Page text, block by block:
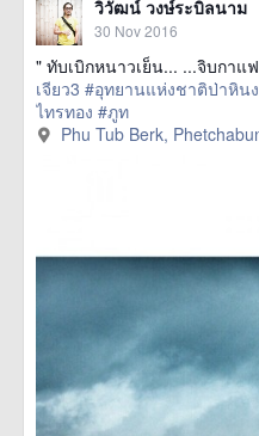
วิวัฒน์ วงษ์ระบิลนาม
30 Nov 2016
" ทับเบิกหนาวเย็น... ...จิบกาแ
เจียว3 #อุทยานแห่งชาติป่าหิน
ไทรทอง #ภูท
href=https://
Phu Tub Berk,